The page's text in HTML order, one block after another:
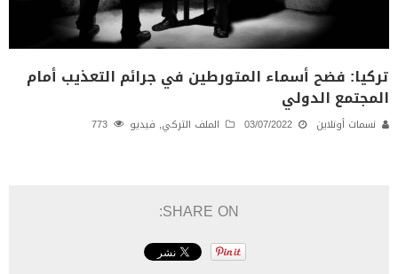
تركيا: فضح أسماء المتورطين في جرائم التعذيب أمام
المجتمع الدولي
نسمات أونلاين 03/07/2022 الملف التركي, فيديو
SHARE ON: